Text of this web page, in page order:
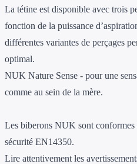
La tétine est disponible avec trois
fonction de la puissance
différentes variantes de perçages
optimal.
NUK Nature Sense - pour une
comme au sein de la mère.
Les biberons NUK sont conformes
sécurité EN14350.
Lire attentivement les